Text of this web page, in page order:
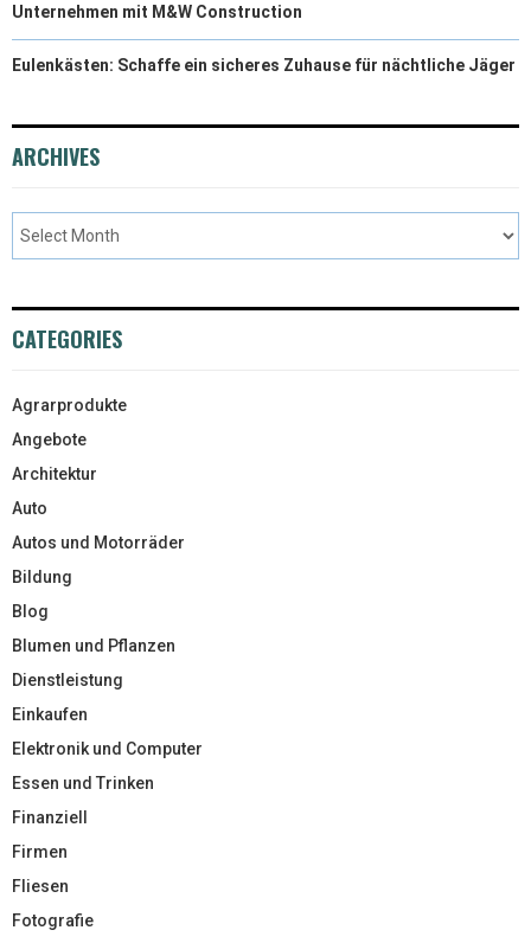
Unternehmen mit M&W Construction
Eulenkästen: Schaffe ein sicheres Zuhause für nächtliche Jäger
ARCHIVES
CATEGORIES
Agrarprodukte
Angebote
Architektur
Auto
Autos und Motorräder
Bildung
Blog
Blumen und Pflanzen
Dienstleistung
Einkaufen
Elektronik und Computer
Essen und Trinken
Finanziell
Firmen
Fliesen
Fotografie